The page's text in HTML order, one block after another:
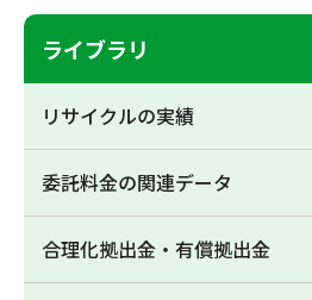
ライブラリ
リサイクルの実績
委託料金の関連データ
合理化拠出金・有償拠出金